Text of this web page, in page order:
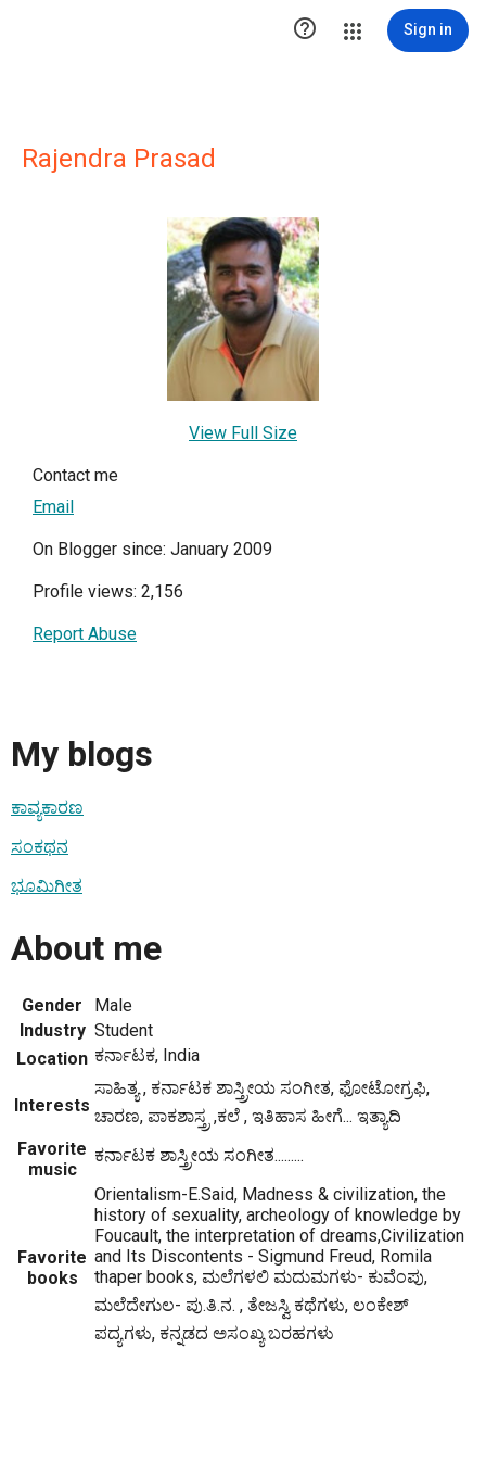
 Sign in
Rajendra Prasad
View Full Size
Contact me
Email
On Blogger since: January 2009
Profile views: 2,156
Report Abuse
My blogs
ಕಾವ್ಯಕಾರಣ
ಸಂಕಥನ
ಭೂಮಿಗೀತ
About me
Gender
Male
Industry Student
Location ಕರ್ನಾಟಕ, India
Interests
ಸಾಹಿತ್ಯ , ಕರ್ನಾಟಕ ಶಾಸ್ತ್ರೀಯ ಸಂಗೀತ, ಫೋಟೋಗ್ರಫಿ,
ಚಾರಣ, ಪಾಕಶಾಸ್ತ್ರ ,ಕಲೆ , ಇತಿಹಾಸ ಹೀಗೆ... ಇತ್ಯಾದಿ
Favorite
music
ಕರ್ನಾಟಕ ಶಾಸ್ತ್ರೀಯ ಸಂಗೀತ.........
Favorite
books
Orientalism-E.Said, Madness & civilization, the
history of sexuality, archeology of knowledge by
Foucault, the interpretation of dreams,Civilization
and Its Discontents - Sigmund Freud, Romila
thaper books, ಮಲೆಗಳಲಿ ಮದುಮಗಳು- ಕುವೆಂಪು,
ಮಲೆದೇಗುಲ- ಪು.ತಿ.ನ. , ತೇಜಸ್ವಿ ಕಥೆಗಳು, ಲಂಕೇಶ್
ಪದ್ಯಗಳು, ಕನ್ನಡದ ಅಸಂಖ್ಯ ಬರಹಗಳು